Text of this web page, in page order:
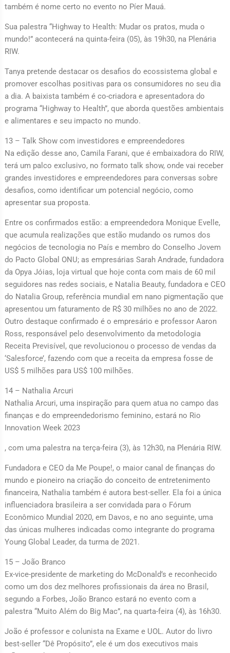
também é nome certo no evento no Píer Mauá.
Sua palestra “Highway to Health: Mudar os pratos, muda o
mundo!” acontecerá na quinta-feira (05), às 19h30, na Plenária
RIW.
Tanya pretende destacar os desafios do ecossistema global e
promover escolhas positivas para os consumidores no seu dia
a dia. A baixista também é co-criadora e apresentadora do
programa “Highway to Health”, que aborda questões ambientais
e alimentares e seu impacto no mundo.
13 – Talk Show com investidores e empreendedores
Na edição desse ano, Camila Farani, que é embaixadora do RIW,
terá um palco exclusivo, no formato talk show, onde vai receber
grandes investidores e empreendedores para conversas sobre
desafios, como identificar um potencial negócio, como
apresentar sua proposta.
Entre os confirmados estão: a empreendedora Monique Evelle,
que acumula realizações que estão mudando os rumos dos
negócios de tecnologia no País e membro do Conselho Jovem
do Pacto Global ONU; as empresárias Sarah Andrade, fundadora
da Opya Jóias, loja virtual que hoje conta com mais de 60 mil
seguidores nas redes sociais, e Natalia Beauty, fundadora e CEO
do Natalia Group, referência mundial em nano pigmentação que
apresentou um faturamento de R$ 30 milhões no ano de 2022.
Outro destaque confirmado é o empresário e professor Aaron
Ross, responsável pelo desenvolvimento da metodologia
Receita Previsível, que revolucionou o processo de vendas da
‘Salesforce’, fazendo com que a receita da empresa fosse de
US$ 5 milhões para US$ 100 milhões.
14 – Nathalia Arcuri
Nathalia Arcuri, uma inspiração para quem atua no campo das
finanças e do empreendedorismo feminino, estará no Rio
Innovation Week 2023
, com uma palestra na terça-feira (3), às 12h30, na Plenária RIW.
Fundadora e CEO da Me Poupe!, o maior canal de finanças do
mundo e pioneiro na criação do conceito de entretenimento
financeira, Nathalia também é autora best-seller. Ela foi a única
influenciadora brasileira a ser convidada para o Fórum
Econômico Mundial 2020, em Davos, e no ano seguinte, uma
das únicas mulheres indicadas como integrante do programa
Young Global Leader, da turma de 2021.
15 – João Branco
Ex-vice-presidente de marketing do McDonald’s e reconhecido
como um dos dez melhores profissionais da área no Brasil,
segundo a Forbes, João Branco estará no evento com a
palestra “Muito Além do Big Mac”, na quarta-feira (4), às 16h30.
João é professor e colunista na Exame e UOL. Autor do livro
best-seller “Dê Propósito”, ele é um dos executivos mais